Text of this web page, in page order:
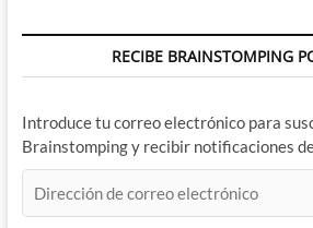
RECIBE BRAINSTOMPING
Introduce tu correo electrónico para
Brainstomping y recibir notificaciones
de